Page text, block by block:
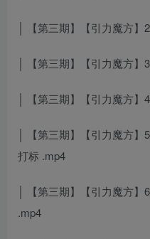
│ 【第三期】【引力魔方
│ 【第三期】【引力魔方
│ 【第三期】【引力魔方
│ 【第三期】【引力魔方
打标 .mp4
│ 【第三期】【引力魔方
.mp4